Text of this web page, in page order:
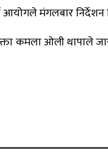
मंगलबार निर्देशन
ओली थापाले